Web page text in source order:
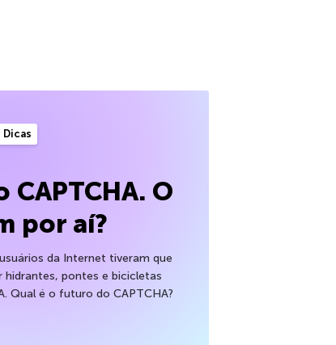
Dicas
CAPTCHA. O
por aí?
da Internet tiveram que
hidrantes, pontes e bicicletas
Qual é o futuro do CAPTCHA?